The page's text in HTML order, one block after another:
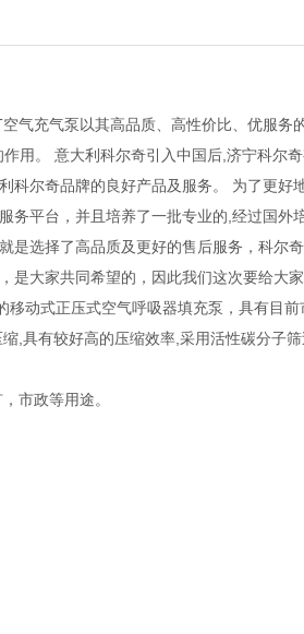
气充气泵以其高品质、高性价比、优服务
用。 意大利科尔奇引入中国后,济宁科尔
科尔奇品牌的良好产品及服务。 为了更好
务平台，并且培养了一批专业的,经过国外
是选择了高品质及更好的售后服务，科尔
是大家共同希望的，因此我们这次要给大
移动式正压式空气呼吸器填充泵，具有目
,具有较好高的压缩效率,采用活性碳分子
市政等用途。